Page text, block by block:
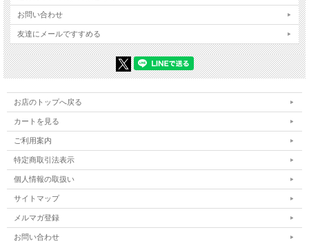
お問い合わせ
友達にメールですすめる
お店のトップへ戻る
カートを見る
ご利用案内
特定商取引法表示
個人情報の取扱い
サイトマップ
メルマガ登録
お問い合わせ